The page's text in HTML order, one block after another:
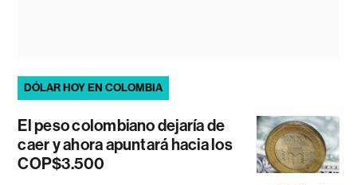
DÓLAR HOY EN COLOMBIA
El peso colombiano dejaría de
caer y ahora apuntará hacia los
COP$3.500